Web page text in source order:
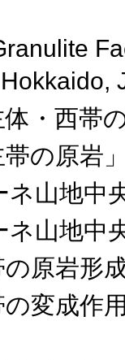
体・西帯
帯の原岩
ネ山地中
ネ山地中
原岩形
変成作